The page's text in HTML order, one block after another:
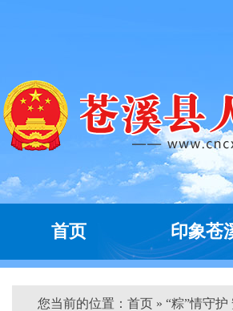
首页 印象苍
您当前的位置： 首页 » “粽”情守